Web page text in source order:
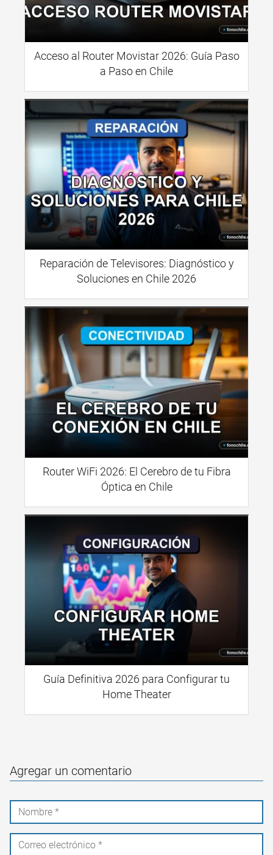
Acceso al Router Movistar 2026: Guía Paso
a Paso en Chile
Reparación de Televisores: Diagnóstico y
Soluciones en Chile 2026
Router WiFi 2026: El Cerebro de tu Fibra
Óptica en Chile
Guía Definitiva 2026 para Configurar tu
Home Theater
Agregar un comentario